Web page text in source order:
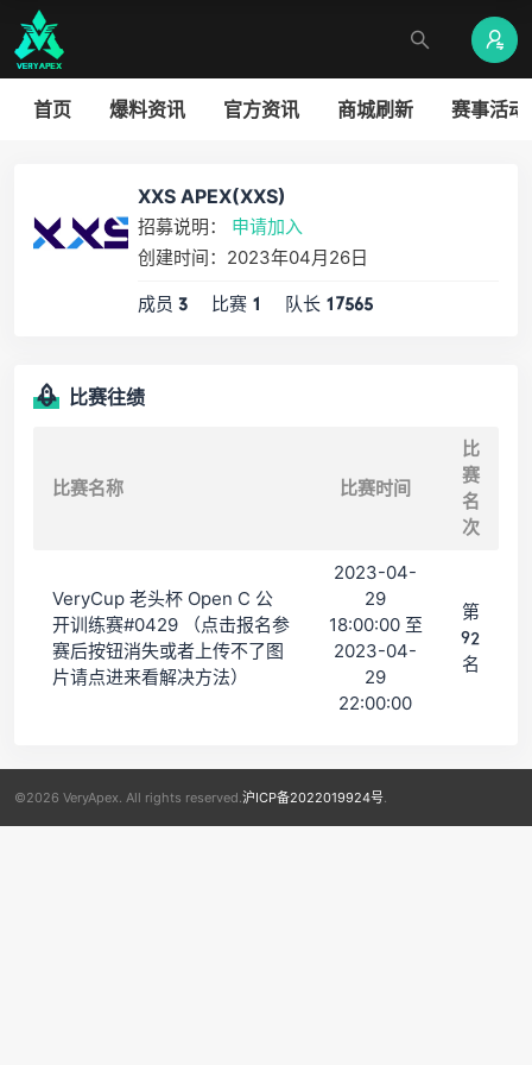
首页 爆料资讯 官方资讯 商城刷新 赛事活动
XXS APEX(XXS)
招募说明： 申请加入
创建时间：2023年04月26日
成员 3 比赛 1 队长 17565
比赛往绩
比赛名称 比赛时间
比
赛
名
次
VeryCup 老头杯 Open C 公
开训练赛#0429 （点击报名参
赛后按钮消失或者上传不了图
片请点进来看解决方法）
2023-04-
29
18:00:00 至
2023-04-
29
22:00:00
第
92
名
©2026 VeryApex. All rights reserved. 沪ICP备2022019924号